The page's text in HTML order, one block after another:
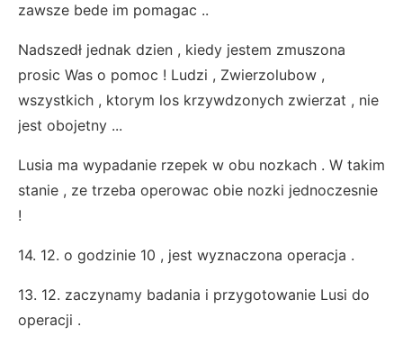
zawsze bede im pomagac ..
Nadszedł jednak dzien , kiedy jestem zmuszona
prosic Was o pomoc ! Ludzi , Zwierzolubow ,
wszystkich , ktorym los krzywdzonych zwierzat , nie
jest obojetny ...
Lusia ma wypadanie rzepek w obu nozkach . W takim
stanie , ze trzeba operowac obie nozki jednoczesnie
!
14. 12. o godzinie 10 , jest wyznaczona operacja .
13. 12. zaczynamy badania i przygotowanie Lusi do
operacji .